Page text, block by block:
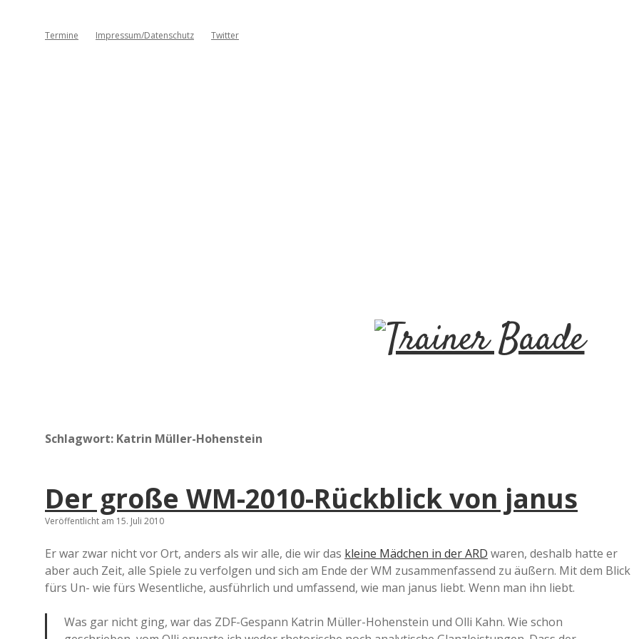
Termine Impressum/Datenschutz Twitter
T
n
e
r
Schlagwort: Katrin Müller-Hohenstein
Der große WM-2010-Rückblick von janus
Veröffentlicht am 15. Juli 2010
Er war zwar nicht vor Ort, anders als wir alle, die wir das kleine Mädchen in der ARD waren, deshalb hatte er
aber auch Zeit, alle Spiele zu verfolgen und sich am Ende der WM zusammenfassend zu äußern. Mit dem Blick
fürs Un- wie fürs Wesentliche, ausführlich und umfassend, wie man janus liebt. Wenn man ihn liebt.
Was gar nicht ging, war das ZDF-Gespann Katrin Müller-Hohenstein und Olli Kahn. Wie schon